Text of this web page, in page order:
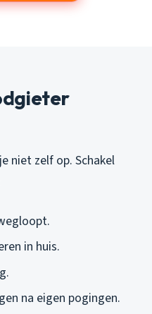
niet zelf op. Schakel
in huis.
na eigen pogingen.